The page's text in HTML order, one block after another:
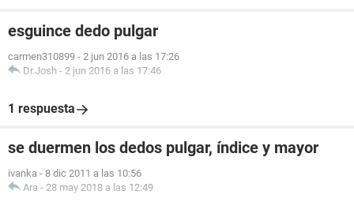
esguince dedo pulgar
carmen310899 - 2 jun 2016 a las 17:26
Dr.Josh - 2 jun 2016 a las 17:46
1 respuesta
se duermen los dedos pulgar, índice y mayor
ivanka - 8 dic 2011 a las 10:56
Ara - 28 may 2018 a las 12:49